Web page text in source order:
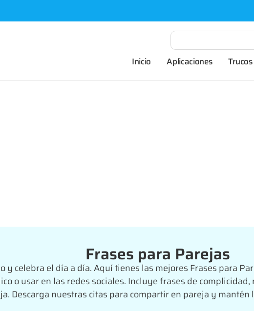
Inicio Aplicaciones Trucos
Frases para Parejas
y celebra el día a día. Aquí tienes las mejores Frases para
o usar en las redes sociales. Incluye frases de
Descarga nuestras citas para compartir en pareja y mantén